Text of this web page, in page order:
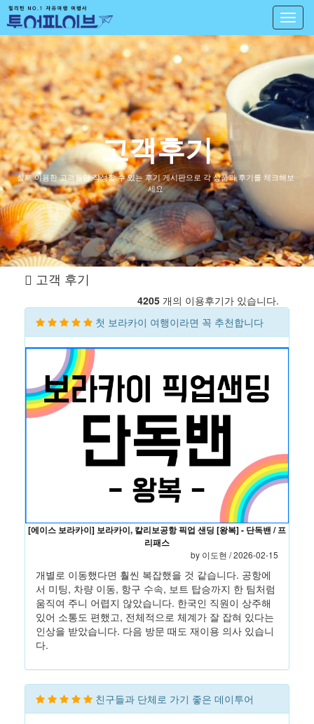
고객후기
실제 이용한 고객들만 작성할 수 있는 후기 게시판으로 각 상품과 후기를 체크해보
세요
고객 후기
4205 개의 이용후기가 있습니다.
첫 보라카이 여행이라면 꼭 추천합니다
[에이스 보라카이] 보라카이, 칼리보공항 픽업 샌딩 [왕복] - 단독밴 / 프
리패스
by 이도현 / 2026-02-15
개별로 이동했다면 훨씬 복잡했을 것 같습니다. 공항에
서 미팅, 차량 이동, 항구 수속, 보트 탑승까지 한 팀처럼
움직여 주니 어렵지 않았습니다. 한국인 직원이 상주해
있어 소통도 편했고, 전체적으로 체계가 잘 잡혀 있다는
인상을 받았습니다. 다음 방문 때도 재이용 의사 있습니
다.
친구들과 단체로 가기 좋은 데이투어